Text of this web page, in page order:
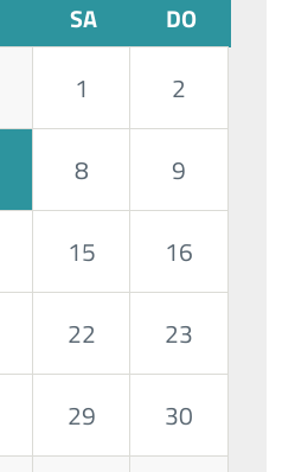
SA DO
1 2
8 9
15 16
22 23
29 30